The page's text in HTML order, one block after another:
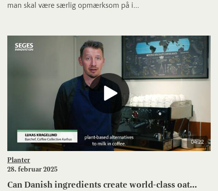
man skal være særlig opmærksom på i...
04:22
Planter
28. februar 2025
Can Danish ingredients create world-class oat...